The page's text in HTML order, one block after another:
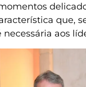
que,
necessária aos